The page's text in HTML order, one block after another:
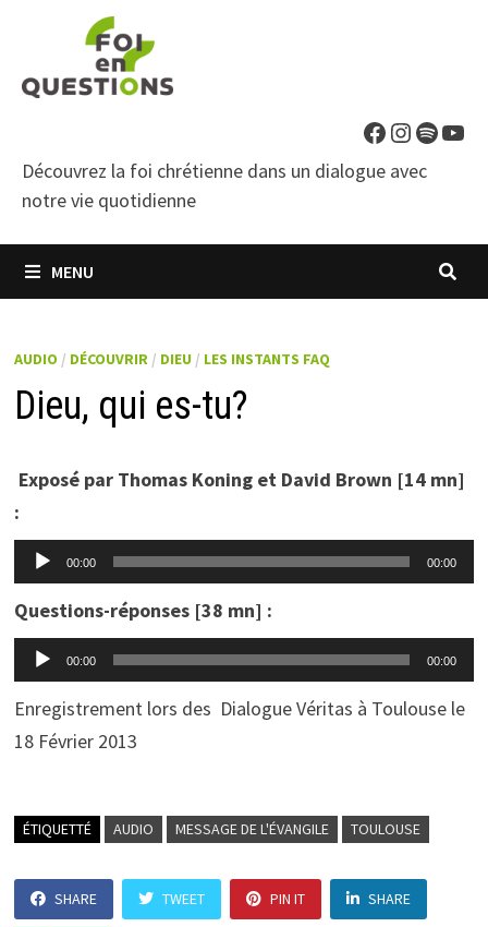
contenu
Facebook
Découvrez la foi chrétienne dans un dialogue avec
notre vie quotidienne
MENU
AUDIO / DÉCOUVRIR / DIEU / LES INSTANTS FAQ
Dieu, qui es-tu?
Exposé par Thomas Koning et David Brown [14 mn]
:
Lecteur
audio
00:00 00:00
Questions-réponses [38 mn] :
Lecteur
audio
00:00 00:00
Enregistrement lors des Dialogue Véritas à Toulouse le
18 Février 2013
ÉTIQUETTÉ AUDIO MESSAGE DE L'ÉVANGILE TOULOUSE
SHARE TWEET PIN IT SHARE